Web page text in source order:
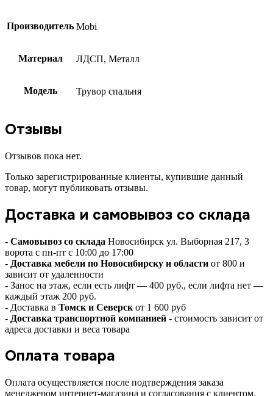
Производитель Mobi
Материал ЛДСП, Металл
Модель Трувор спальня
Отзывы
Отзывов пока нет.
Только зарегистрированные клиенты, купившие данный
товар, могут публиковать отзывы.
Доставка и самовывоз со склада
- Самовывоз со склада Новосибирск ул. Выборная 217, 3
ворота с пн-пт с 10:00 до 17:00
- Доставка мебели по Новосибирску и области от 800 и
зависит от удаленности
- Занос на этаж, если есть лифт — 400 руб., если лифта нет —
каждый этаж 200 руб.
- Доставка в Томск и Северск от 1 600 руб
- Доставка транспортной компанией - стоимость зависит от
адреса доставки и веса товара
Оплата товара
Оплата осуществляется после подтверждения заказа
менеджером интернет-магазина и согласования с клиентом.